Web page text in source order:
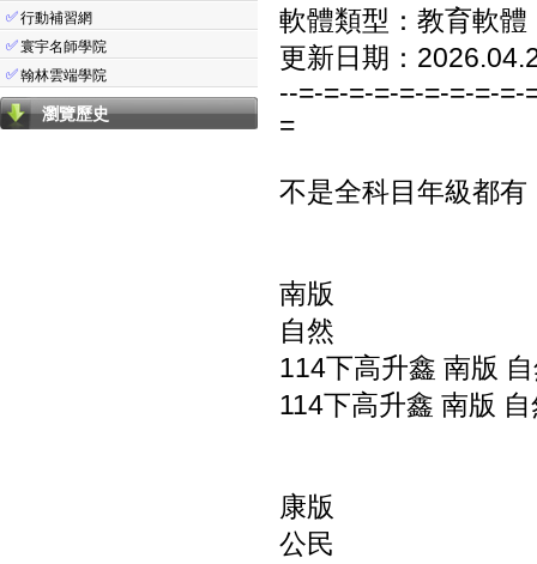
✅行動補習網
✅寰宇名師學院
✅翰林雲端學院
瀏覽歷史
軟體類型：教育軟體
更新日期：
--=-=-=-=-=-=-=-=-=-
=
不是全科目年級都
南版
自然
114下高升鑫 南版
114下高升鑫 南版
康版
公民